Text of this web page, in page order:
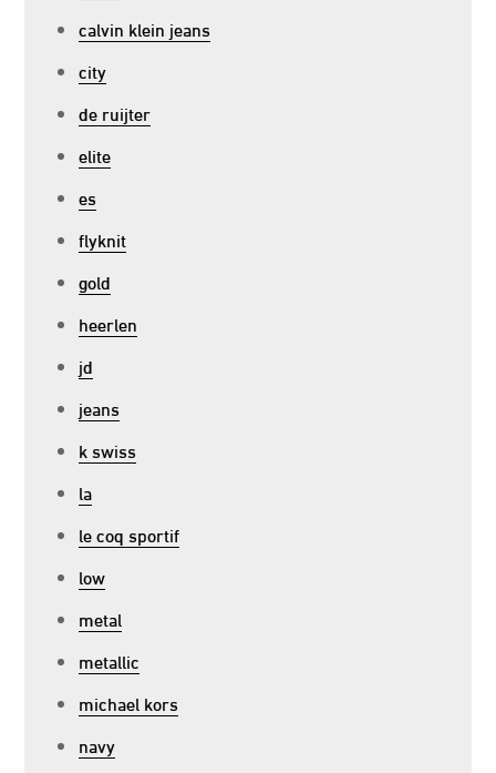
calvin klein jeans
city
de ruijter
elite
es
flyknit
gold
heerlen
jd
jeans
k swiss
la
le coq sportif
low
metal
metallic
michael kors
navy